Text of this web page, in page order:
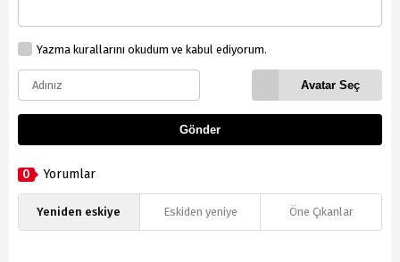
Yazma kurallarını okudum ve kabul ediyorum.
Avatar Seç
Gönder
0 Yorumlar
Yeniden eskiye Eskiden yeniye Öne Çıkanlar